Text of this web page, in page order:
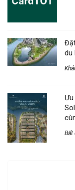
du
Bất